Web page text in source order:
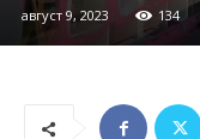
август 9, 2023 134